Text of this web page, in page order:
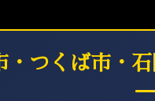
つくば市・